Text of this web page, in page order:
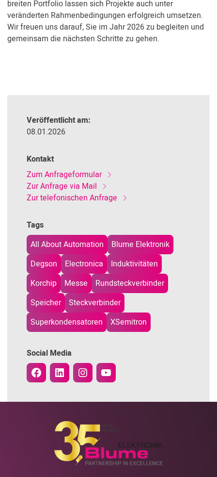
breiten Portfolio lassen sich Projekte auch unter
veränderten Rahmenbedingungen erfolgreich umsetzen.
Wir freuen uns darauf, Sie im Jahr 2026 zu begleiten und
gemeinsam die nächsten Schritte zu gehen.
Veröffentlicht am:
08.01.2026
Kontakt
Zum Anfrageformular
Zur Anfrage via Mail
Zur telefonischen Anfrage
Tags
All About Automation
Blume Elektronik
Degson
Electronica
Induktivitäten
Korchip
Messe
Rundsteckverbinder
Speicher
Steckverbinder
Superkondensatoren
XSemitron
Social Media